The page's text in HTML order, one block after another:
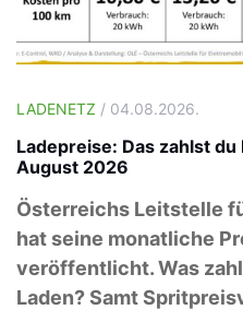
LADENETZ / 04.08.2026.
Ladepreise: Das zahlst
August 2026
Österreichs Leitstelle
hat seine monatliche
veröffentlicht. Was
Laden? Samt